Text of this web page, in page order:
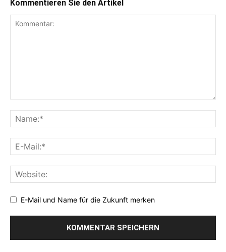
Kommentieren Sie den Artikel
E-Mail und Name für die Zukunft merken